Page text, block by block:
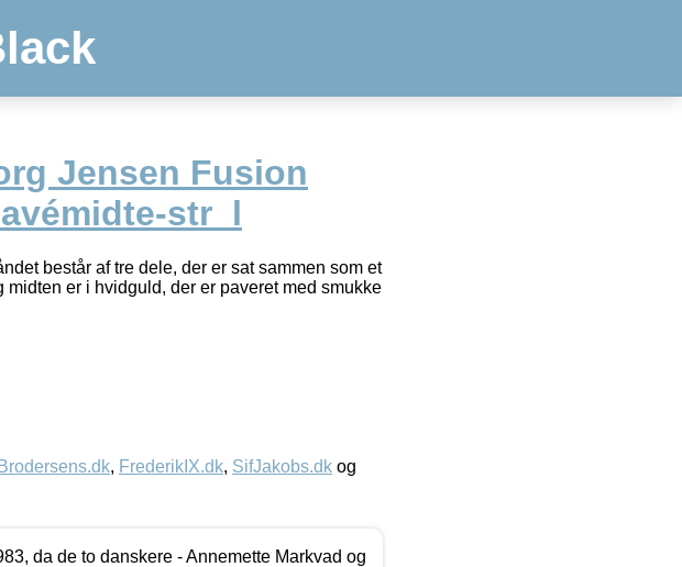
Jensen Fusion
str_l
består af tre dele, der er sat sammen som et
er i hvidguld, der er paveret med smukke
Brodersens.dk, FrederikIX.dk, SifJakobs.dk og
da de to danskere - Annemette Markvad og